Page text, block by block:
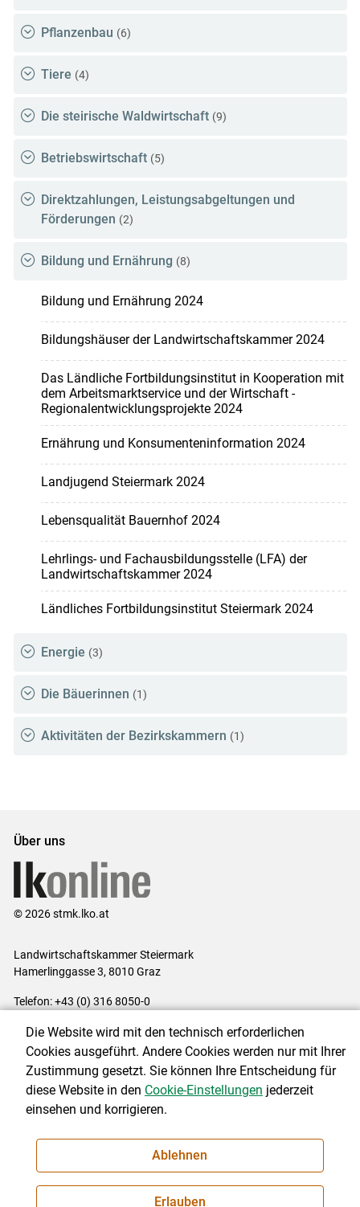
Pflanzenbau (6)
Tiere (4)
Die steirische Waldwirtschaft (9)
Betriebswirtschaft (5)
Direktzahlungen, Leistungsabgeltungen und
Förderungen (2)
Bildung und Ernährung (8)
Bildung und Ernährung 2024
Bildungshäuser der Landwirtschaftskammer 2024
Das Ländliche Fortbildungsinstitut in Kooperation mit
dem Arbeitsmarktservice und der Wirtschaft -
Regionalentwicklungsprojekte 2024
Ernährung und Konsumenteninformation 2024
Landjugend Steiermark 2024
Lebensqualität Bauernhof 2024
Lehrlings- und Fachausbildungsstelle (LFA) der
Landwirtschaftskammer 2024
Ländliches Fortbildungsinstitut Steiermark 2024
Energie (3)
Die Bäuerinnen (1)
Aktivitäten der Bezirkskammern (1)
Über uns
© 2026 stmk.lko.at
Landwirtschaftskammer Steiermark
Hamerlinggasse 3, 8010 Graz
Telefon: +43 (0) 316 8050-0
Impressum|Kontakt|Datenschutzerklärung|Barrierefreiheit|
Cookie-Einstellungen
NEWSLETTER
Die Website wird mit den technisch erforderlichen
Cookies ausgeführt. Andere Cookies werden nur mit Ihrer
Zustimmung gesetzt. Sie können Ihre Entscheidung für
diese Website in den Cookie-Einstellungen jederzeit
einsehen und korrigieren.
Ablehnen
Erlauben